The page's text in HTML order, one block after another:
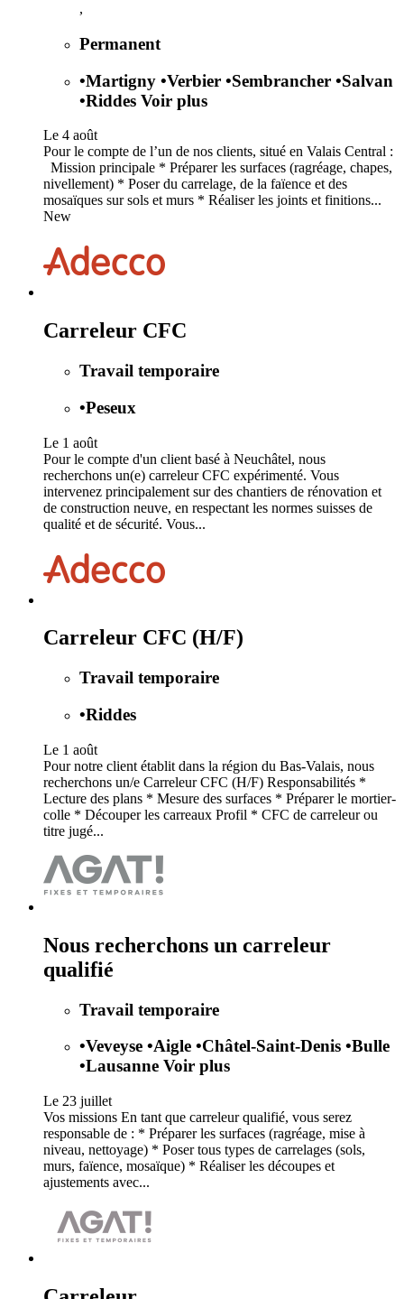
,
Permanent
•Martigny •Verbier •Sembrancher •Salvan
•Riddes Voir plus
Le 4 août
Pour le compte de l’un de nos clients, situé en Valais Central :
Mission principale * Préparer les surfaces (ragréage, chapes,
nivellement) * Poser du carrelage, de la faïence et des
mosaïques sur sols et murs * Réaliser les joints et finitions...
New
Carreleur CFC
Travail temporaire
•Peseux
Le 1 août
Pour le compte d'un client basé à Neuchâtel, nous
recherchons un(e) carreleur CFC expérimenté. Vous
intervenez principalement sur des chantiers de rénovation et
de construction neuve, en respectant les normes suisses de
qualité et de sécurité. Vous...
Carreleur CFC (H/F)
Travail temporaire
•Riddes
Le 1 août
Pour notre client établit dans la région du Bas-Valais, nous
recherchons un/e Carreleur CFC (H/F) Responsabilités *
Lecture des plans * Mesure des surfaces * Préparer le mortier-
colle * Découper les carreaux Profil * CFC de carreleur ou
titre jugé...
Nous recherchons un carreleur
qualifié
Travail temporaire
•Veveyse •Aigle •Châtel-Saint-Denis •Bulle
•Lausanne Voir plus
Le 23 juillet
Vos missions En tant que carreleur qualifié, vous serez
responsable de : * Préparer les surfaces (ragréage, mise à
niveau, nettoyage) * Poser tous types de carrelages (sols,
murs, faïence, mosaïque) * Réaliser les découpes et
ajustements avec...